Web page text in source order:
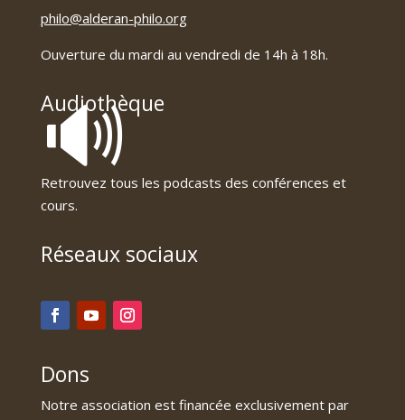
philo@alderan-philo.org
Ouverture du mardi au vendredi de 14h à 18h.
Audiothèque
🔊
Retrouvez tous les podcasts des conférences et
cours.
Réseaux sociaux
Dons
Notre association est financée exclusivement par